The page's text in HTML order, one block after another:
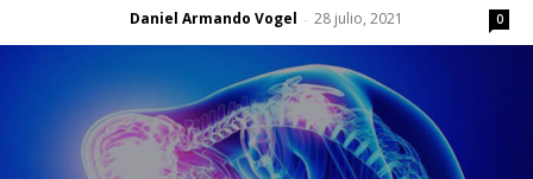
Daniel Armando Vogel - 28 julio, 2021 0